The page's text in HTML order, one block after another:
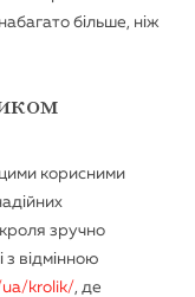
більше, ніж
корисними
кроля зручно
з відмінною
krolik/, де